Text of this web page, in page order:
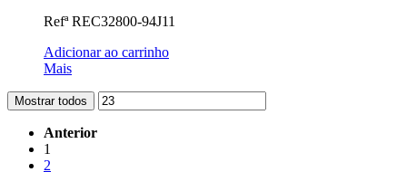
RefªREC32800-94J11
Adicionar ao carrinho
Mais
Mostrar todos
Anterior
1
2